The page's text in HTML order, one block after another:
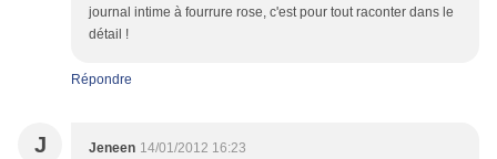
journal intime à fourrure rose, c'est pour tout raconter dans le
détail !
Répondre
J Jeneen 14/01/2012 16:23